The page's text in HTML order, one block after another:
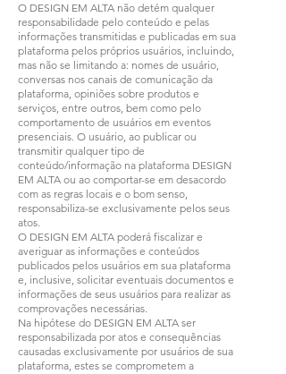
O DESIGN EM ALTA não detém qualquer
responsabilidade pelo conteúdo e pelas
informações transmitidas e publicadas em sua
plataforma pelos próprios usuários, incluindo,
mas não se limitando a: nomes de usuário,
conversas nos canais de comunicação da
plataforma, opiniões sobre produtos e
serviços, entre outros, bem como pelo
comportamento de usuários em eventos
presenciais. O usuário, ao publicar ou
transmitir qualquer tipo de
conteúdo/informação na plataforma DESIGN
EM ALTA ou ao comportar-se em desacordo
com as regras locais e o bom senso,
responsabiliza-se exclusivamente pelos seus
atos.
O DESIGN EM ALTA poderá fiscalizar e
averiguar as informações e conteúdos
publicados pelos usuários em sua plataforma
e, inclusive, solicitar eventuais documentos e
informações de seus usuários para realizar as
comprovações necessárias.
Na hipótese do DESIGN EM ALTA ser
responsabilizada por atos e consequências
causadas exclusivamente por usuários de sua
plataforma, estes se comprometem a